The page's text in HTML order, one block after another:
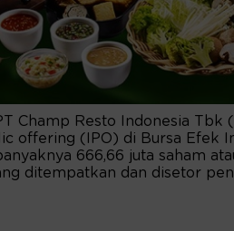
Champ Resto Indonesia Tbk
offering (IPO) di Bursa Efek
666,66 juta saham
ditempatkan dan disetor